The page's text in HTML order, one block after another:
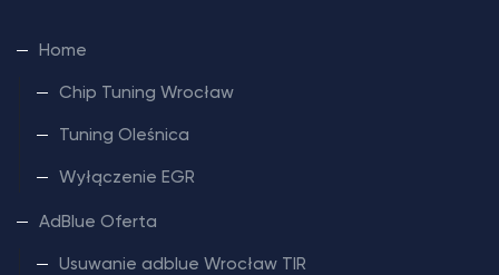
Home
Chip Tuning Wrocław
Tuning Oleśnica
Wyłączenie EGR
AdBlue Oferta
Usuwanie adblue Wrocław TIR